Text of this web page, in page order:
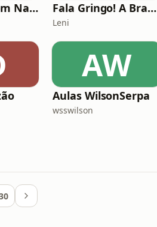
Motivação com Nando Pinheiro Fala Gringo! A Brazilian podcast for intermediate learners
Leni
AW
Aulas WilsonSerpa
wsswilson